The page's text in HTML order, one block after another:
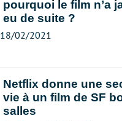
pourquoi le film n’a
eu de suite ?
18/02/2021
Netflix donne une
vie à un film de SF
salles